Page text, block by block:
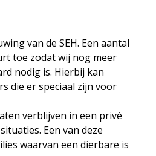
van de SEH. Een aantal
toe zodat wij nog meer
nodig is. Hierbij kan
die er speciaal zijn voor
verblijven in een privé
Een van deze
waarvan een dierbare is